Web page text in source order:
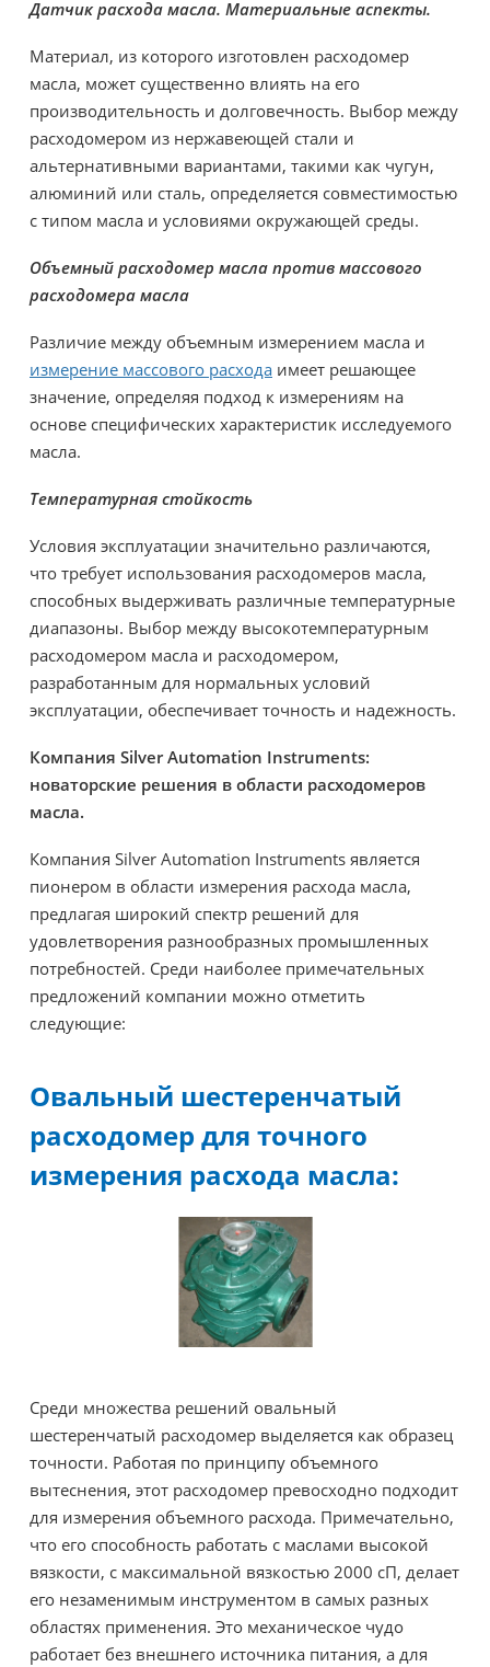
Датчик расхода масла. Материальные аспекты.
Материал, из которого изготовлен расходомер
масла, может существенно влиять на его
производительность и долговечность. Выбор между
расходомером из нержавеющей стали и
альтернативными вариантами, такими как чугун,
алюминий или сталь, определяется совместимостью
с типом масла и условиями окружающей среды.
Объемный расходомер масла против массового
расходомера масла
Различие между объемным измерением масла и
измерение массового расхода имеет решающее
значение, определяя подход к измерениям на
основе специфических характеристик исследуемого
масла.
Температурная стойкость
Условия эксплуатации значительно различаются,
что требует использования расходомеров масла,
способных выдерживать различные температурные
диапазоны. Выбор между высокотемпературным
расходомером масла и расходомером,
разработанным для нормальных условий
эксплуатации, обеспечивает точность и надежность.
Компания Silver Automation Instruments:
новаторские решения в области расходомеров
масла.
Компания Silver Automation Instruments является
пионером в области измерения расхода масла,
предлагая широкий спектр решений для
удовлетворения разнообразных промышленных
потребностей. Среди наиболее примечательных
предложений компании можно отметить
следующие:
Овальный шестеренчатый
расходомер для точного
измерения расхода масла:
Среди множества решений овальный
шестеренчатый расходомер выделяется как образец
точности. Работая по принципу объемного
вытеснения, этот расходомер превосходно подходит
для измерения объемного расхода. Примечательно,
что его способность работать с маслами высокой
вязкости, с максимальной вязкостью 2000 сП, делает
его незаменимым инструментом в самых разных
областях применения. Это механическое чудо
работает без внешнего источника питания, а для